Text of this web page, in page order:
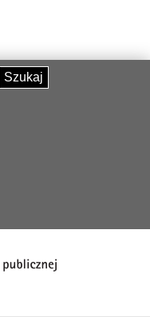
Szukaj